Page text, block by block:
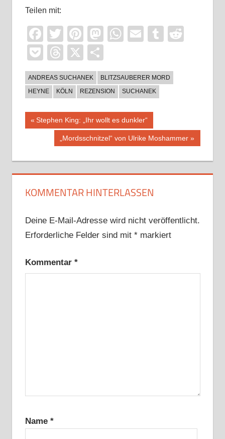
Teilen mit:
Facebook
TwitterPinterest
Mastodon
WhatsApp
EmailTumblr
PocketThreads
X
ANDREAS SUCHANEK
BLITZSAUBERER MORD
HEYNE
KÖLN REZENSION SUCHANEK
Beitragsnavigation
Vorheriger
Beitrag:
Stephen King: „Ihr wollt es dunkler“
Nächster
„Mordsschnitzel“ von Ulrike Moshammer
KOMMENTAR HINTERLASSEN
Deine E-Mail-Adresse wird nicht veröffentlicht.
Erforderliche Felder sind mit *markiert
Kommentar *
Name *